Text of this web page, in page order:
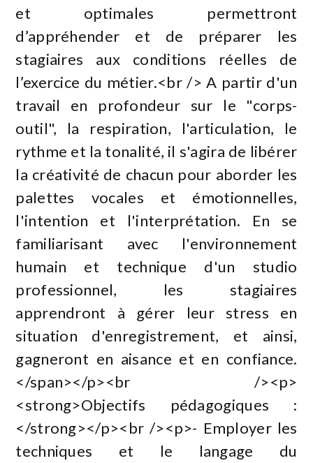
et optimales permettront
d’appréhender et de préparer les
stagiaires aux conditions réelles de
l’exercice du métier.<br /> A partir d'un
travail en profondeur sur le "corps-
outil", la respiration, l'articulation, le
rythme et la tonalité, il s'agira de libérer
la créativité de chacun pour aborder les
palettes vocales et émotionnelles,
l'intention et l'interprétation. En se
familiarisant avec l'environnement
humain et technique d'un studio
professionnel, les stagiaires
apprendront à gérer leur stress en
situation d'enregistrement, et ainsi,
gagneront en aisance et en confiance.
</span></p><br /><p>
<strong>Objectifs pédagogiques :
</strong></p><br /><p>- Employer les
techniques et le langage du